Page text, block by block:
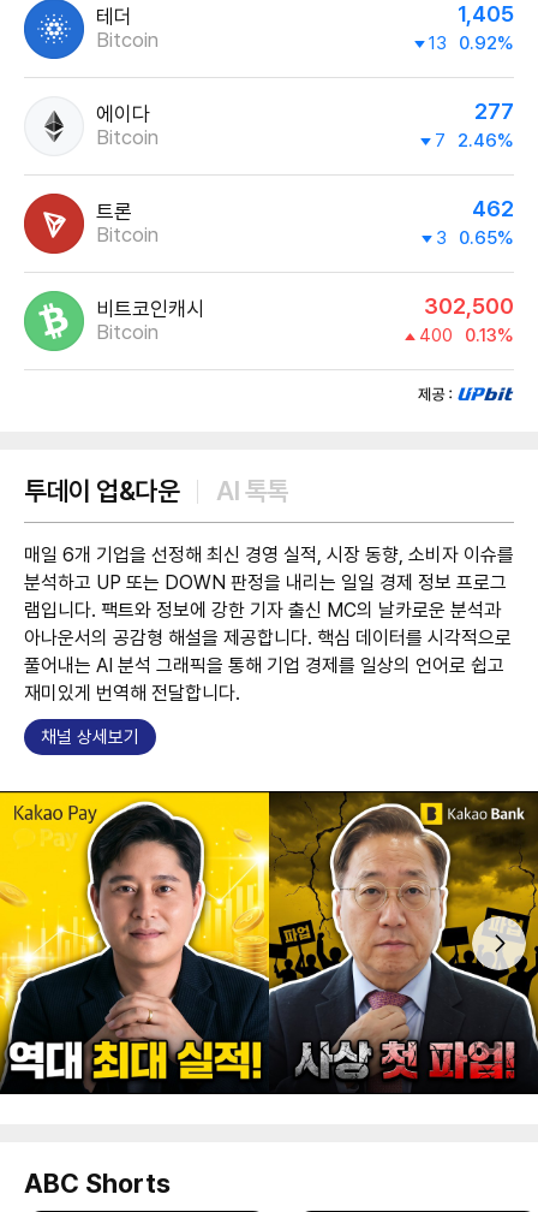
테더
Bitcoin
1,405
13 0.92%
에이다
Bitcoin
277
7 2.46%
트론
Bitcoin
462
3 0.65%
비트코인캐시
Bitcoin
302,500
400 0.13%
제공:UPbit
투데이 업&다운 AI 톡톡
매일 6개 기업을 선정해 최신 경영 실적, 시장 동향, 소비자 이슈를
분석하고 UP 또는 DOWN 판정을 내리는 일일 경제 정보 프로그
램입니다. 팩트와 정보에 강한 기자 출신 MC의 날카로운 분석과
아나운서의 공감형 해설을 제공합니다. 핵심 데이터를 시각적으로
풀어내는 AI 분석 그래픽을 통해 기업 경제를 일상의 언어로 쉽고
재미있게 번역해 전달합니다.
채널 상세보기
ABC Shorts